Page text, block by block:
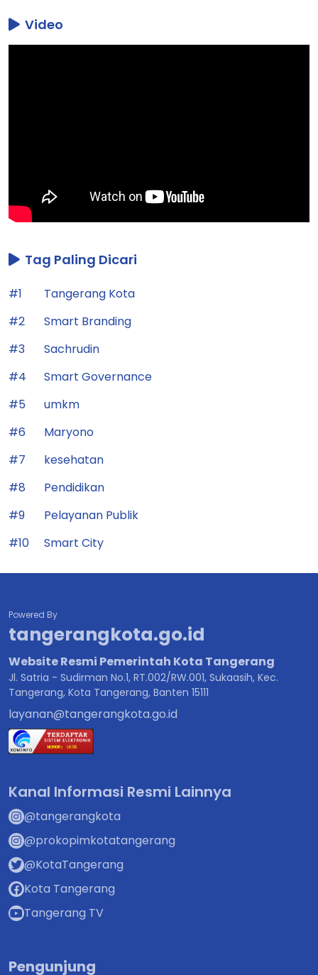
Video
Tag Paling Dicari
#1
Tangerang Kota
#2
Smart Branding
#3
Sachrudin
#4
Smart Governance
#5
umkm
#6
Maryono
#7
kesehatan
#8
Pendidikan
#9
Pelayanan Publik
#10
Smart City
Powered By
tangerangkota.go.id
Website Resmi Pemerintah Kota Tangerang
Jl. Satria - Sudirman No.1, RT.002/RW.001, Sukaasih, Kec.
Tangerang, Kota Tangerang, Banten 15111
layanan@tangerangkota.go.id
Kanal Informasi Resmi Lainnya
@tangerangkota
@prokopimkotatangerang
@KotaTangerang
Kota Tangerang
Tangerang TV
Pengunjung